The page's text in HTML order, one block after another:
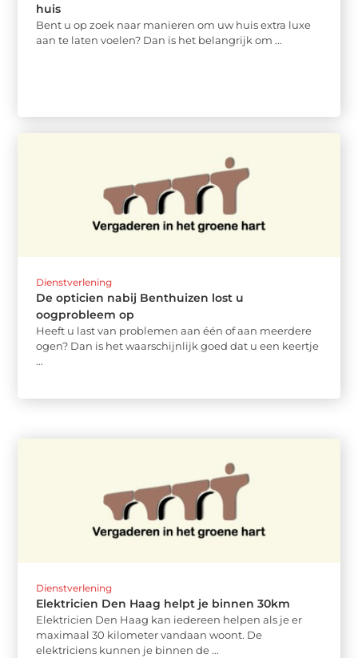
huis
Bent u op zoek naar manieren om uw huis extra luxe
aan te laten voelen? Dan is het belangrijk om ...
Dienstverlening
De opticien nabij Benthuizen lost u
oogprobleem op
Heeft u last van problemen aan één of aan meerdere
ogen? Dan is het waarschijnlijk goed dat u een keertje
...
Dienstverlening
Elektricien Den Haag helpt je binnen 30km
Elektricien Den Haag kan iedereen helpen als je er
maximaal 30 kilometer vandaan woont. De
elektriciens kunnen je binnen de ...